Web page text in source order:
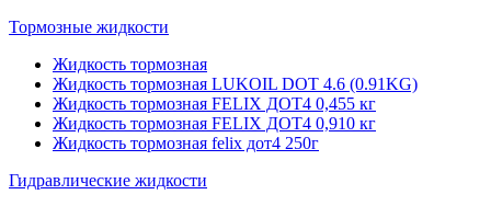
Тормозные жидкости
Жидкость тормозная
Жидкость тормозная LUKOIL DOT 4.6 (0.91KG)
Жидкость тормозная FELIX ДОТ4 0,455 кг
Жидкость тормозная FELIX ДОТ4 0,910 кг
Жидкость тормозная felix дот4 250г
Гидравлические жидкости